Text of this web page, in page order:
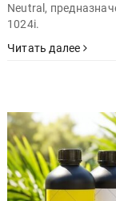
Neutral,
1024i.
Читать далее